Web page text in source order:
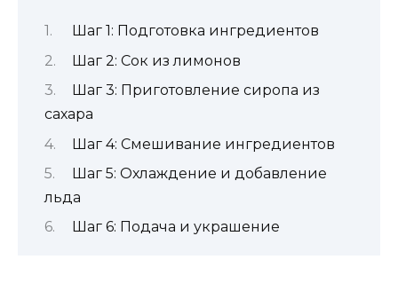
Шаг 1: Подготовка ингредиентов
Шаг 2: Сок из лимонов
Шаг 3: Приготовление сиропа из
сахара
Шаг 4: Смешивание ингредиентов
Шаг 5: Охлаждение и добавление
льда
Шаг 6: Подача и украшение